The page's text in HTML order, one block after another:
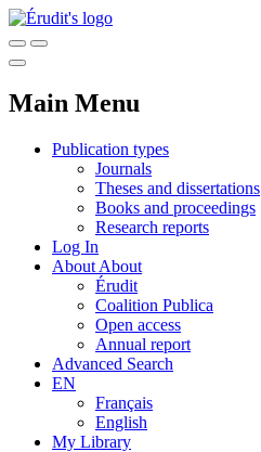
Main Menu
Publication types
Journals
Theses and dissertations
Books and proceedings
Research reports
Log In
About About
Érudit
Coalition Publica
Open access
Annual report
Advanced Search
EN
Français
English
My Library